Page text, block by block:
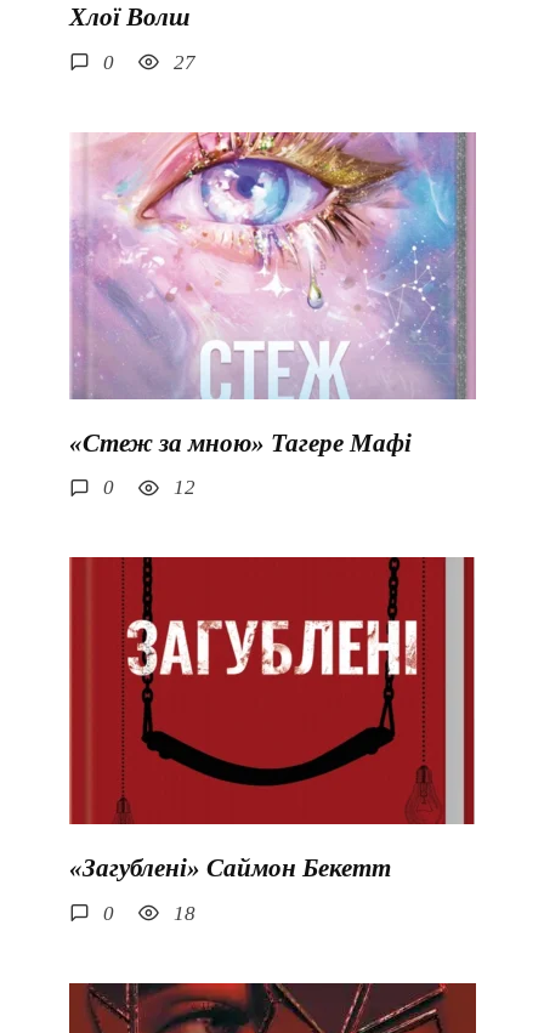
Хлої Волш
0 27
«Стеж за мною» Тагере Мафі
0 12
«Загублені» Саймон Бекетт
0 18